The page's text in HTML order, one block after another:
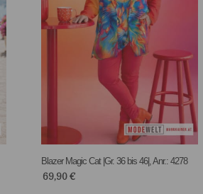
Blazer Magic Cat |Gr. 36 bis 46|, Anr.: 4278
69,90€